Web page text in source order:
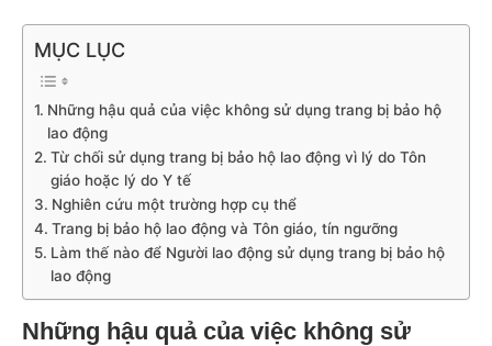
MỤC LỤC
Những hậu quả của việc không sử dụng trang bị bảo hộ
lao động
Từ chối sử dụng trang bị bảo hộ lao động vì lý do Tôn
giáo hoặc lý do Y tế
Nghiên cứu một trường hợp cụ thể
Trang bị bảo hộ lao động và Tôn giáo, tín ngưỡng
Làm thế nào để Người lao động sử dụng trang bị bảo hộ
lao động
Những hậu quả của việc không sử